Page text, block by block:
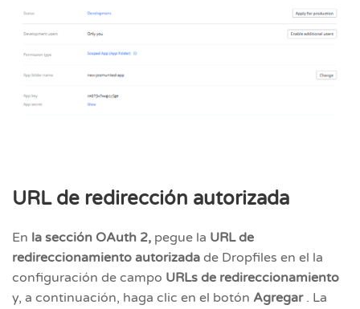
URL de redirección autorizada
En la sección OAuth 2, pegue la URL de
redireccionamiento autorizada de Dropfiles en el la
configuración de campo URLs de redireccionamiento
y, a continuación, haga clic en el botón Agregar . La